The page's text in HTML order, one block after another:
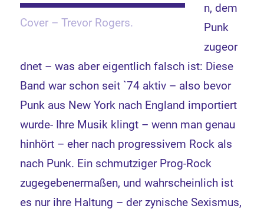
Cover – Trevor Rogers.
n, dem
Punk
zugeor
dnet – was aber eigentlich falsch ist: Diese
Band war schon seit `74 aktiv – also bevor
Punk aus New York nach England importiert
wurde- Ihre Musik klingt – wenn man genau
hinhört – eher nach progressivem Rock als
nach Punk. Ein schmutziger Prog-Rock
zugegebenermaßen, und wahrscheinlich ist
es nur ihre Haltung – der zynische Sexismus,